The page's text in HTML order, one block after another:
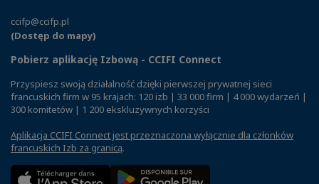
ccifp@ccifp.pl
(Dostęp do mapy)
Pobierz aplikację Izbową - CCIFI Connect
Przyspiesz swoją działalność dzięki pierwszej prywatnej sieci
francuskich firm w 95 krajach: 120 izb | 33 000 firm | 4 000 wydarzeń |
300 komitetów | 1 200 ekskluzywnych korzyści
Aplikacja CCIFI Connect jest przeznaczona wyłącznie dla członków
francuskich Izb za granicą.